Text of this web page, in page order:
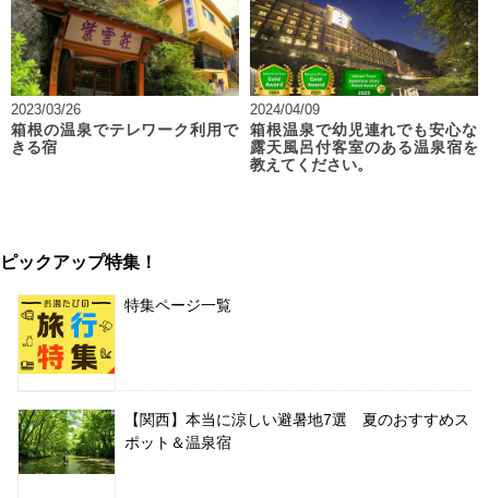
2023/03/26
箱根の温泉でテレワーク利用で
きる宿
2024/04/09
箱根温泉で幼児連れでも安心な
露天風呂付客室のある温泉宿を
教えてください。
ピックアップ特集！
特集ページ一覧
【関西】本当に涼しい避暑地7選 夏のおすすめス
ポット＆温泉宿